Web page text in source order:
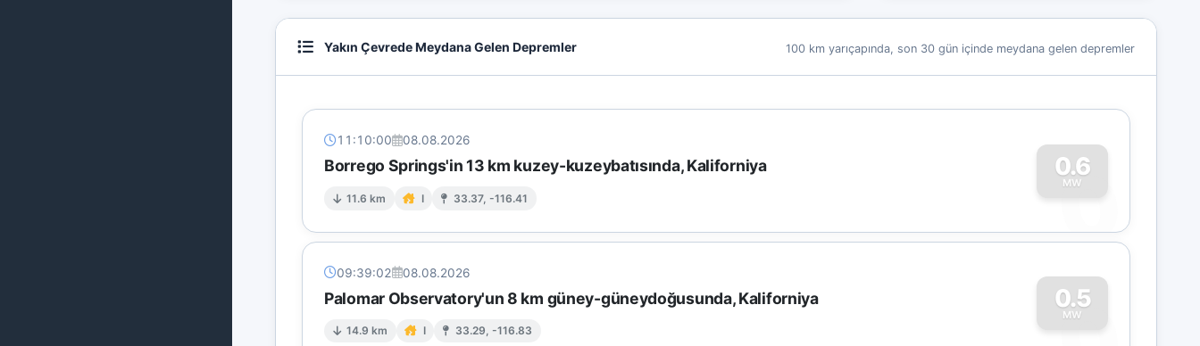
Yakın Çevrede Meydana Gelen Depremler 100 km yarıçapında, son 30 gün içinde meydana gelen depremler
11:10:00 08.08.2026
Borrego Springs'in 13 km kuzey-kuzeybatısında, Kaliforniya
11.6 km I 33.37, -116.41
0.6
MW
0
09:39:02 08.08.2026
Palomar Observatory'un 8 km güney-güneydoğusunda, Kaliforniya
14.9 km I 33.29, -116.83
0.5
MW